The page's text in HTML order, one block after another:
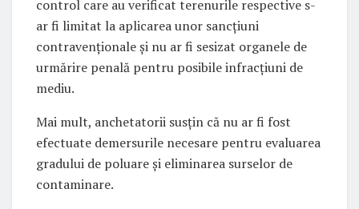
control care au verificat terenurile respective s-
ar fi limitat la aplicarea unor sancțiuni
contravenționale și nu ar fi sesizat organele de
urmărire penală pentru posibile infracțiuni de
mediu.
Mai mult, anchetatorii susțin că nu ar fi fost
efectuate demersurile necesare pentru evaluarea
gradului de poluare și eliminarea surselor de
contaminare.